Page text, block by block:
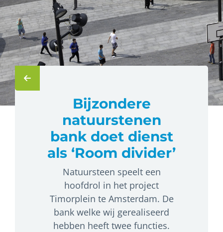
Bijzondere
natuurstenen
bank doet dienst
als ‘Room divider’
Natuursteen speelt een
hoofdrol in het project
Timorplein te Amsterdam. De
bank welke wij gerealiseerd
hebben heeft twee functies.